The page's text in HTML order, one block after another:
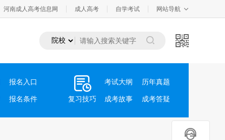
河南成人高考信息网 成人高考 自学考试 网站导航
报名入口
报名条件 复习技巧
考试大纲 历年真题
成考故事 成考答疑